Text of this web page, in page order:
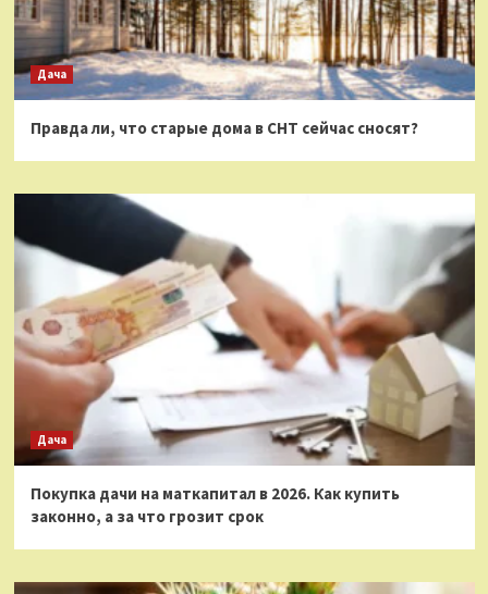
Дача
Правда ли, что старые дома в СНТ сейчас сносят?
Дача
Покупка дачи на маткапитал в 2026. Как купить
законно, а за что грозит срок